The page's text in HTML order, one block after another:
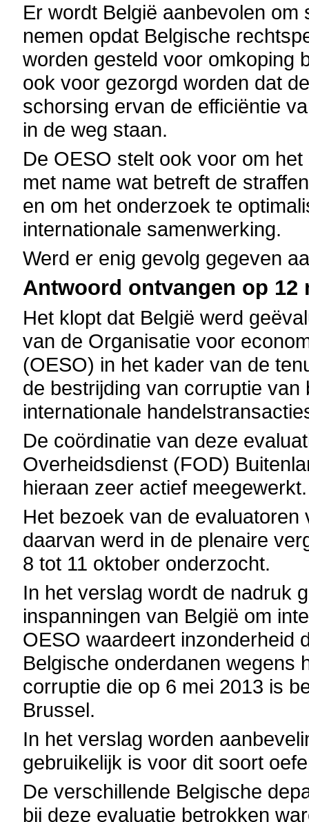
Er wordt België aanbevolen
nemen opdat Belgische
worden gesteld voor omkoping
ook voor gezorgd worden dat
schorsing ervan de efficiëntie
in de weg staan.
De OESO stelt ook voor om
met name wat betreft de
en om het onderzoek te
internationale samenwerking.
Werd er enig gevolg gegeven
Antwoord ontvangen op 12
Het klopt dat België werd
van de Organisatie voor
(OESO) in het kader van de
de bestrijding van corruptie
internationale
De coördinatie van deze
Overheidsdienst (FOD)
hieraan zeer actief meegewerkt.
Het bezoek van de
daarvan werd in de plenaire
8 tot 11 oktober onderzocht.
In het verslag wordt de nadruk
inspanningen van België om
OESO waardeert inzonderheid
Belgische onderdanen wegens
corruptie die op 6 mei 2013 is
Brussel.
In het verslag worden
gebruikelijk is voor dit soort
De verschillende Belgische
bij deze evaluatie betrokken